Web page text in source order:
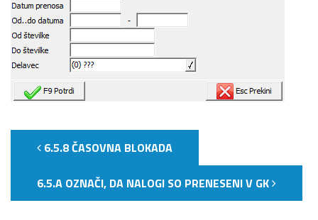
6.5.8 ČASOVNA BLOKADA
6.5.A OZNAČI, DA NALOGI SO PRENESENI V GK